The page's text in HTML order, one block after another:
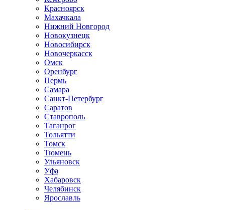
Красноярск
Махачкала
Нижний Новгород
Новокузнецк
Новосибирск
Новочеркаcск
Омск
Оренбург
Пермь
Самара
Санкт-Петербург
Саратов
Ставрополь
Таганрог
Тольятти
Томск
Тюмень
Ульяновск
Уфа
Хабаровск
Челябинск
Ярославль